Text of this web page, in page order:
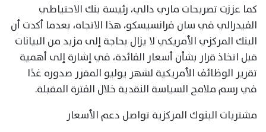
كما عززت تصريحات ماري دالي، رئيسة بنك الاحتياطي
الفيدرالي في سان فرانسيسكو، هذا الاتجاه، بعدما أكدت أن
البنك المركزي الأمريكي لا يزال بحاجة إلى مزيد من البيانات
قبل اتخاذ قرار بشأن أسعار الفائدة، في إشارة إلى أهمية
تقرير الوظائف الأمريكية لشهر يوليو المقرر صدوره غدًا
في رسم ملامح السياسة النقدية خلال الفترة المقبلة.
مشتريات البنوك المركزية تواصل دعم الأسعار